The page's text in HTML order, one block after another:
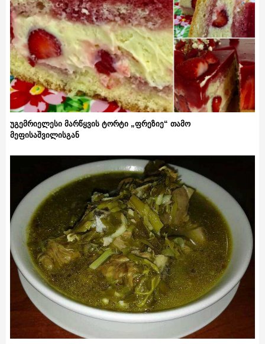
უგემრიელესი მარწყვის ტორტი „ფრეზიე“ თამო
მეფისაშვილისგან